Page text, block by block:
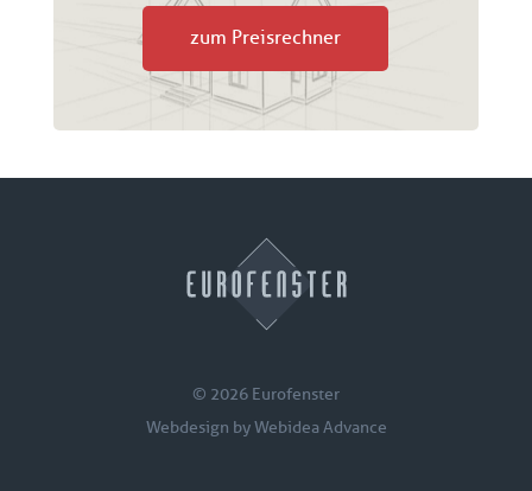
zum Preisrechner
© 2026 Eurofenster
Webdesign byWebidea Advance